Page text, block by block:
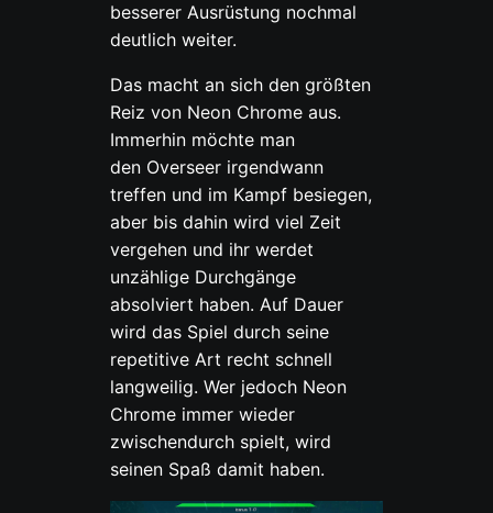
besserer Ausrüstung nochmal
deutlich weiter.
Das macht an sich den größten
Reiz von Neon Chrome aus.
Immerhin möchte man
den Overseer irgendwann
treffen und im Kampf besiegen,
aber bis dahin wird viel Zeit
vergehen und ihr werdet
unzählige Durchgänge
absolviert haben. Auf Dauer
wird das Spiel durch seine
repetitive Art recht schnell
langweilig. Wer jedoch Neon
Chrome immer wieder
zwischendurch spielt, wird
seinen Spaß damit haben.